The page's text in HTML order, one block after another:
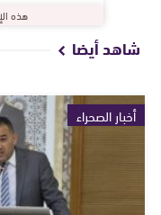
هذه
شاهد أيضا
أخبار الصحراء